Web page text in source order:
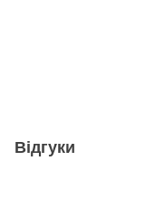
Відгуки